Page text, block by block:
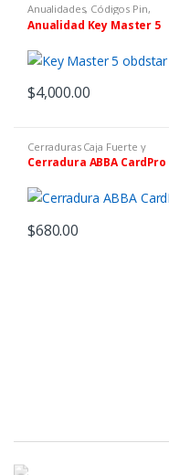
Anualidades, Códigos Pin,
Software y Tokens, Fabricante
Obdstar
Anualidad Key Master 5
$4,000.00
Cerraduras Caja Fuerte y
Combinación,Cerraduras
Comerciales
Cerradura ABBA CardPro
$680.00
M